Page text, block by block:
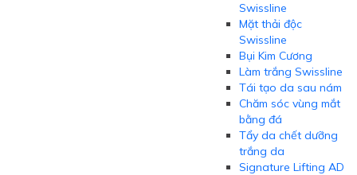
Swissline
Mặt thải độc
Swissline
Bụi Kim Cương
Làm trắng Swissline
Tái tạo da sau nám
Chăm sóc vùng mắt
bằng đá
Tẩy da chết dưỡng
trắng da
Signature Lifting AD